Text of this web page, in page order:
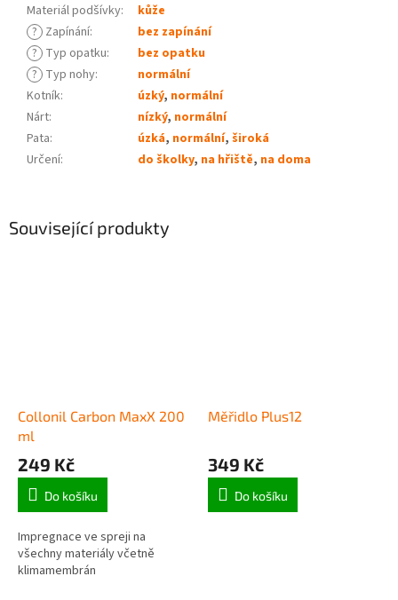
Související produkty
Collonil Carbon MaxX 200
ml
249 Kč
Do košíku
Impregnace ve spreji na
všechny materiály včetně
klimamembrán
Měřidlo Plus12
349 Kč
Do košíku
Materiál podšívky:
kůže
? Zapínání:
bez zapínání
? Typ opatku:
bez opatku
? Typ nohy:
normální
Kotník: úzký, normální
Nárt: nízký, normální
Pata: úzká, normální, široká
Určení: do školky, na hřiště, na doma